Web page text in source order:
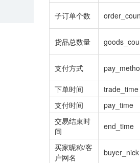
子订单个数
货品总数量
支付方式
下单时间
trade_time
支付时间
pay_time
交易结束时
间
end_time
买家昵称/客
户网名
buyer_nick